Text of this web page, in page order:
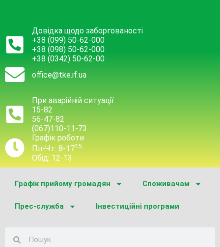
Довідка щодо заборгованості
+38 (099) 50-62-000
+38 (098) 50-62-000
+38 (0342) 50-62-00
office@tke.if.ua
При аварійній ситуації
15-82
56-47-82
(067)110-11-73
Графік роботи
Пн-Чт: 8-1715
Обід: 12-13
Графік прийому громадян Споживачам
Прес-служба Інвестиційні програми